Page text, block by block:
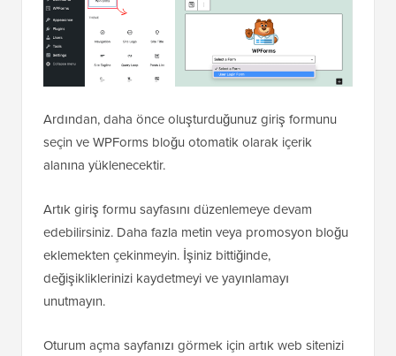
Ardından, daha önce oluşturduğunuz giriş formunu
seçin ve WPForms bloğu otomatik olarak içerik
alanına yüklenecektir.
Artık giriş formu sayfasını düzenlemeye devam
edebilirsiniz. Daha fazla metin veya promosyon bloğu
eklemekten çekinmeyin. İşiniz bittiğinde,
değişikliklerinizi kaydetmeyi ve yayınlamayı
unutmayın.
Oturum açma sayfanızı görmek için artık web sitenizi